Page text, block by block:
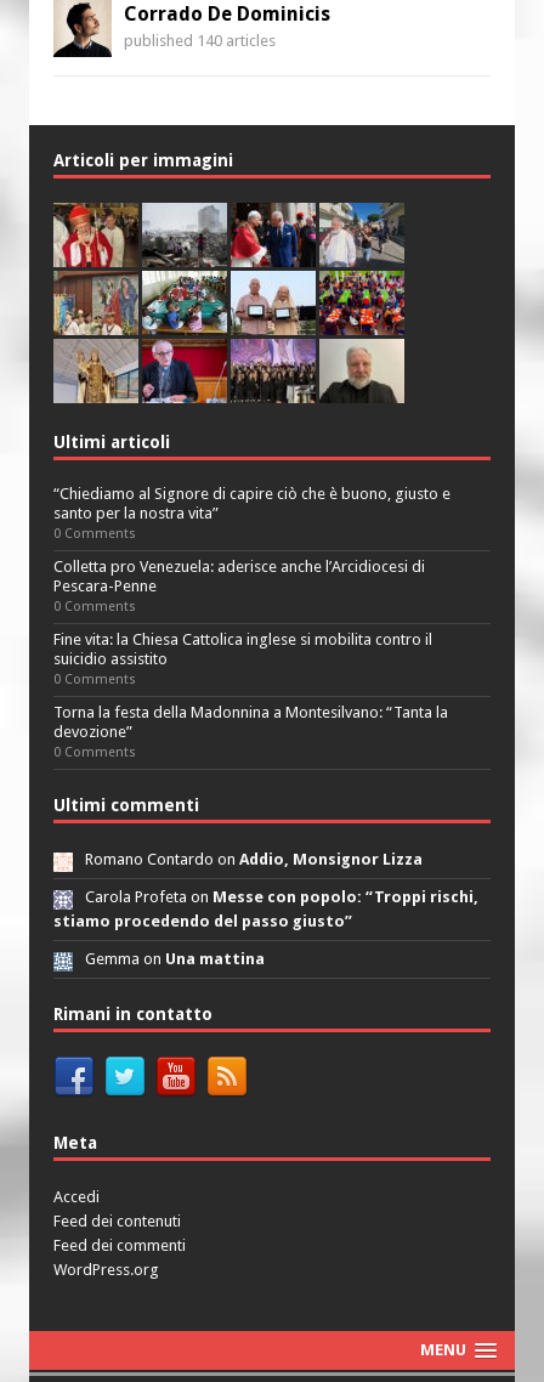
Corrado De Dominicis
published 140 articles
Articoli per immagini
Ultimi articoli
“Chiediamo al Signore di capire ciò che è buono, giusto e
santo per la nostra vita”
0 Comments
Colletta pro Venezuela: aderisce anche l’Arcidiocesi di
Pescara-Penne
0 Comments
Fine vita: la Chiesa Cattolica inglese si mobilita contro il
suicidio assistito
0 Comments
Torna la festa della Madonnina a Montesilvano: “Tanta la
devozione”
0 Comments
Ultimi commenti
Romano Contardo on Addio, Monsignor Lizza
Carola Profeta on Messe con popolo: “Troppi rischi,
stiamo procedendo del passo giusto”
Gemma on Una mattina
Rimani in contatto
Meta
Accedi
Feed dei contenuti
Feed dei commenti
WordPress.org
MENU